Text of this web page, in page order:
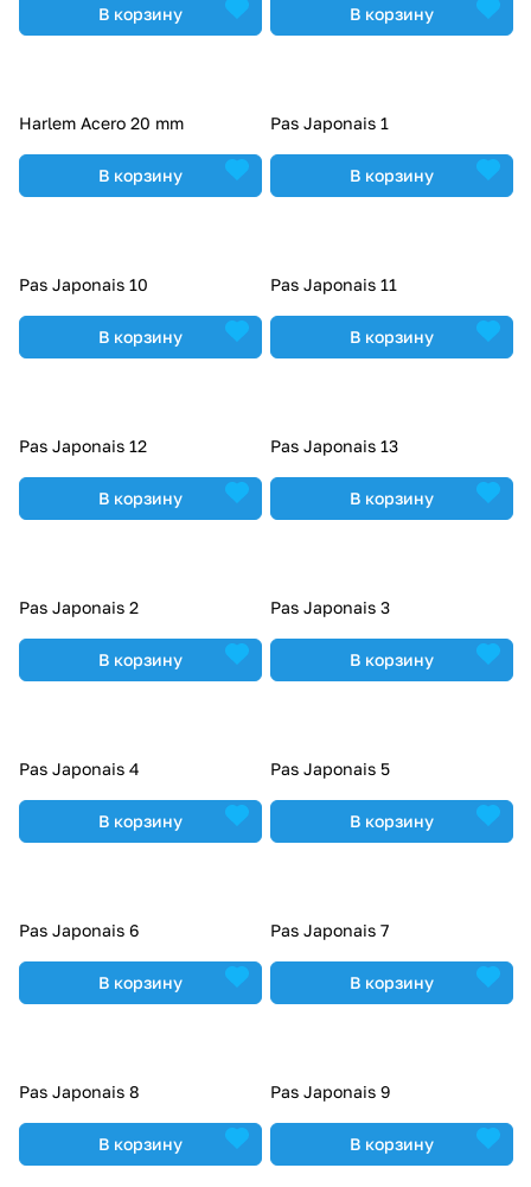
В корзину В корзину
Harlem Acero 20 mm
В корзину
Pas Japonais 1
В корзину
Pas Japonais 10
В корзину
Pas Japonais 11
В корзину
Pas Japonais 12
В корзину
Pas Japonais 13
В корзину
Pas Japonais 2
В корзину
Pas Japonais 3
В корзину
Pas Japonais 4
В корзину
Pas Japonais 5
В корзину
Pas Japonais 6
В корзину
Pas Japonais 7
В корзину
Pas Japonais 8
В корзину
Pas Japonais 9
В корзину